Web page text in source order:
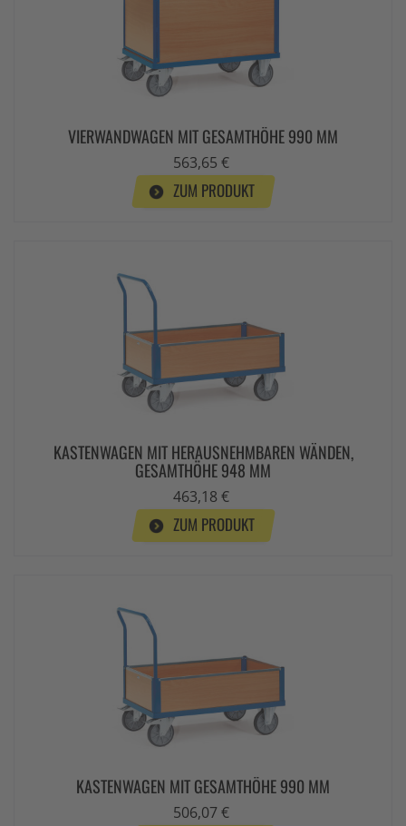
VIERWANDWAGEN MIT GESAMTHÖHE 990 MM
563,65 €
ZUM PRODUKT
KASTENWAGEN MIT HERAUSNEHMBAREN WÄNDEN,
GESAMTHÖHE 948 MM
463,18 €
ZUM PRODUKT
KASTENWAGEN MIT GESAMTHÖHE 990 MM
506,07 €